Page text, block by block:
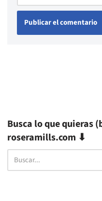
Busca lo que quieras
roseramills.com ⬇